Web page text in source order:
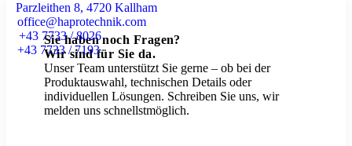
Parzleithen 8, 4720 Kallham
office@haprotechnik.com
+43 7733 / 8026
+43 7733 / 7193
Sie haben noch Fragen?
Wir sind für Sie da.
Unser Team unterstützt Sie gerne – ob bei der
Produktauswahl, technischen Details oder
individuellen Lösungen. Schreiben Sie uns, wir
melden uns schnellstmöglich.